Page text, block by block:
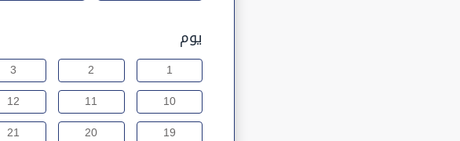
يوم
1
2
3
10
11
12
19
20
21